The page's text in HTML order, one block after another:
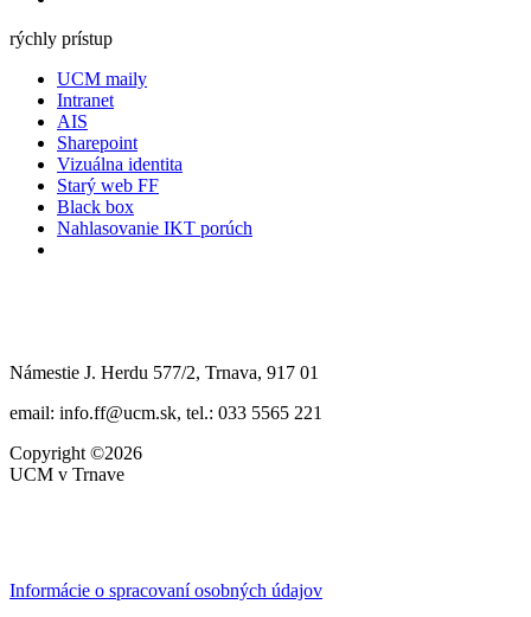
rýchly prístup
UCM maily
Intranet
AIS
Sharepoint
Vizuálna identita
Starý web FF
Black box
Nahlasovanie IKT porúch
Námestie J. Herdu 577/2, Trnava, 917 01
email: info.ff@ucm.sk, tel.: 033 5565 221
Copyright ©2026
UCM v Trnave
Informácie o spracovaní osobných údajov